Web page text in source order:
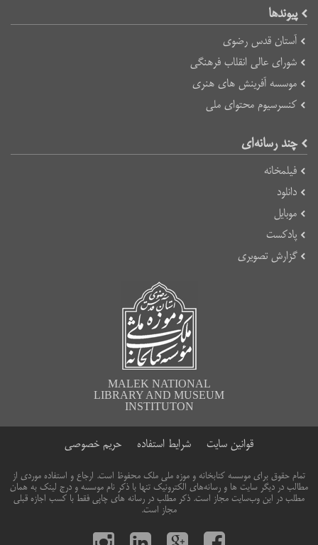
پیوند‌ها
آستان قدس رضوی
شورای عالی انقلاب فرهنگی
موسسه آفرینش های هنری
کنسرسیوم محتوای ملی
چند رسانه‌ای
فیلمخانه
دانلود
موبایل
پادکست
گزارش تصویری
MALEK NATIONAL
LIBRARY AND MUSEUM
INSTITUTON
قوانین سایت شرایط استفاده حریم خصوصی
تمام حقوق برای موسسه کتابخانه و موزه ملی ملک محفوظ است. ارجاع و استفاده موردی از
مطالب در دیگر سایت ها و رسانه‌های الکترونیک تنها با ذکر نام موسسه و درج لینک به همان
مطلب در این وب‌سایت مجاز است. ذکر مطلب در رسانه های چاپی فقط با کسب اجازه قبلی
مجاز است.